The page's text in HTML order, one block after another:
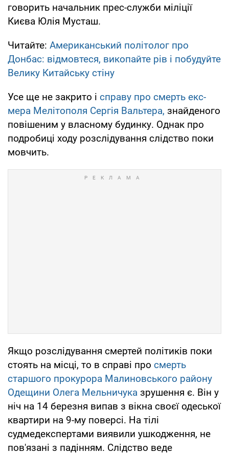
говорить начальник прес-служби міліції
Києва Юлія Мусташ.
Читайте: Американський політолог про
Донбас: відмовтеся, викопайте рів і побудуйте
Велику Китайську стіну
Усе ще не закрито і справу про смерть екс-
мера Мелітополя Сергія Вальтера, знайденого
повішеним у власному будинку. Однак про
подробиці ходу розслідування слідство поки
мовчить.
Якщо розслідування смертей політиків поки
стоять на місці, то в справі про смерть
старшого прокурора Малиновського району
Одещини Олега Мельничука зрушення є. Він у
ніч на 14 березня випав з вікна своєї одеської
квартири на 9-му поверсі. На тілі
судмедекспертами виявили ушкодження, не
пов'язані з падінням. Слідство веде